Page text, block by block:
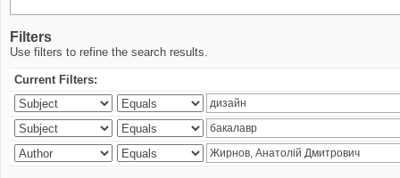
Filters
Use filters to refine the search results.
Current Filters: